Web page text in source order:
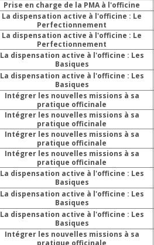
Prise en charge de la PMA à l'officine
La dispensation active à l'officine : Le
Perfectionnement
La dispensation active à l'officine : Le
Perfectionnement
La dispensation active à l'officine : Les
Basiques
La dispensation active à l'officine : Les
Basiques
Intégrer les nouvelles missions à sa
pratique officinale
Intégrer les nouvelles missions à sa
pratique officinale
Intégrer les nouvelles missions à sa
pratique officinale
Intégrer les nouvelles missions à sa
pratique officinale
La dispensation active à l'officine : Les
Basiques
La dispensation active à l'officine : Les
Basiques
La dispensation active à l'officine : Les
Basiques
Intégrer les nouvelles missions à sa
pratique officinale